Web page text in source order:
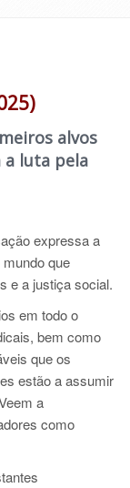
alvos
a luta pela
expressa a
que
e a justiça social.
em todo o
bem como
​​que os
estão a assumir
a
como